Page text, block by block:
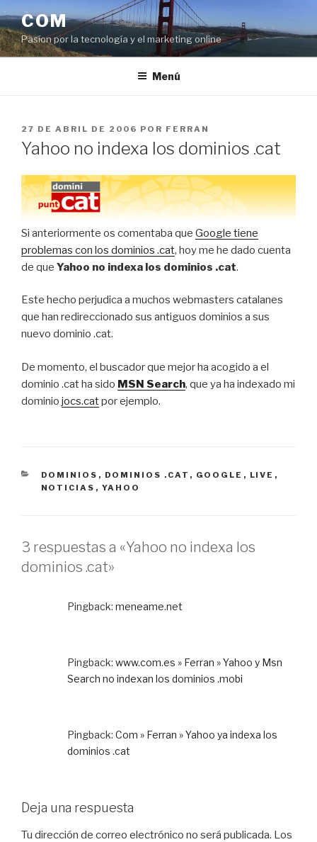
al
contenido
COM
Pasíon por la tecnología y el marketing online
Menú
PUBLICADO
EL
27 DE ABRIL DE 2006 POR FERRAN
Yahoo no indexa los dominios .cat
Si anteriormente os comentaba que Google tiene
problemas con los dominios .cat, hoy me he dado cuenta
de que Yahoo no indexa los dominios .cat.
Este hecho perjudica a muchos webmasters catalanes
que han redireccionado sus antiguos dominios a sus
nuevo dominio .cat.
De momento, el buscador que mejor ha acogido a el
dominio .cat ha sido MSN Search, que ya ha indexado mi
dominio jocs.catpor ejemplo.
CATEGORÍAS
DOMINIOS , DOMINIOS .CAT , GOOGLE , LIVE ,
NOTICIAS , YAHOO
3 respuestas a «Yahoo no indexa los
dominios .cat»
Pingback: meneame.net
Pingback: www.com.es » Ferran » Yahoo y Msn
Search no indexan los dominios .mobi
Pingback: Com » Ferran » Yahoo ya indexa los
dominios .cat
Deja una respuesta
Tu dirección de correo electrónico no será publicada. Los